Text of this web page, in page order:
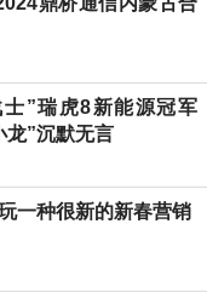
”瑞虎8新能源冠军
龙”沉默无言
一种很新的新春营销